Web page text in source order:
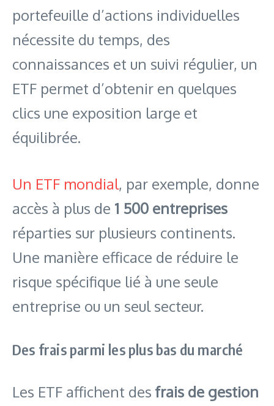
portefeuille d’actions individuelles
nécessite du temps, des
connaissances et un suivi régulier, un
ETF permet d’obtenir en quelques
clics une exposition large et
équilibrée.
Un ETF mondial, par exemple, donne
accès à plus de 1 500 entreprises
réparties sur plusieurs continents.
Une manière efficace de réduire le
risque spécifique lié à une seule
entreprise ou un seul secteur.
Des frais parmi les plus bas du marché
Les ETF affichent des frais de gestion